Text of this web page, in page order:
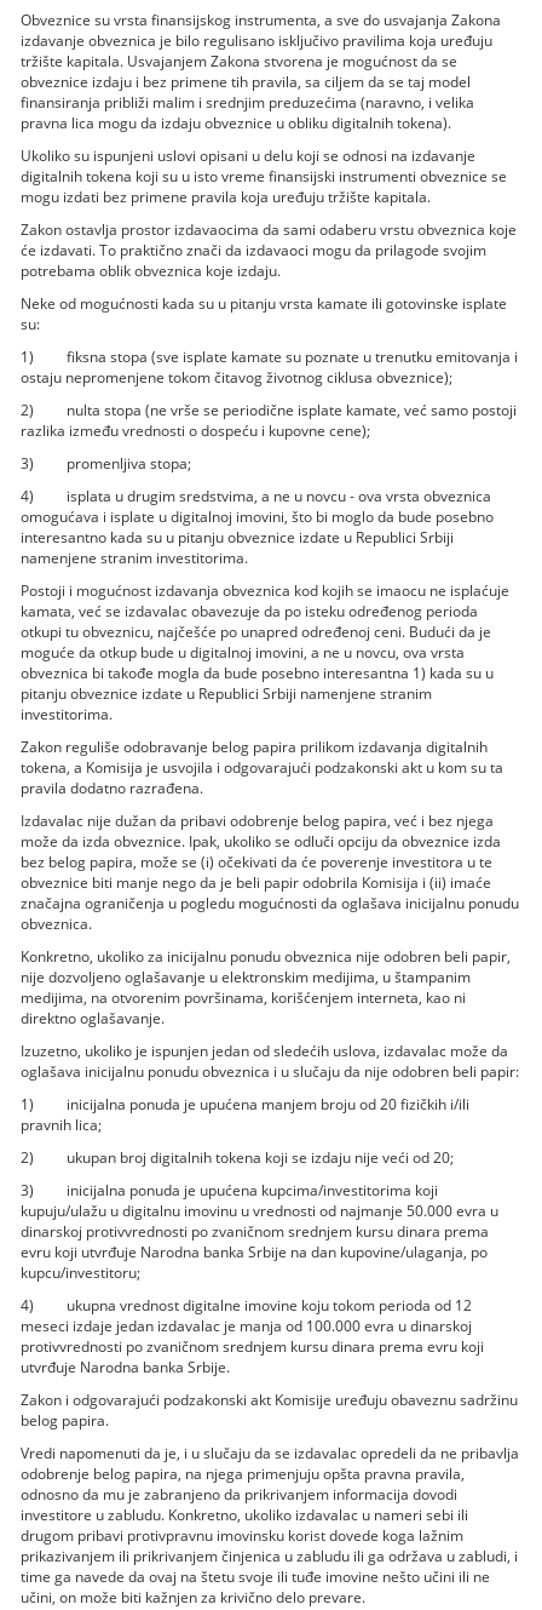
Obveznice su vrsta finansijskog instrumenta, a sve do usvajanja Zakona
izdavanje obveznica je bilo regulisano isključivo pravilima koja uređuju
tržište kapitala. Usvajanjem Zakona stvorena je mogućnost da se
obveznice izdaju i bez primene tih pravila, sa ciljem da se taj model
finansiranja približi malim i srednjim preduzećima (naravno, i velika
pravna lica mogu da izdaju obveznice u obliku digitalnih tokena).
Ukoliko su ispunjeni uslovi opisani u delu koji se odnosi na izdavanje
digitalnih tokena koji su u isto vreme finansijski instrumenti obveznice se
mogu izdati bez primene pravila koja uređuju tržište kapitala.
Zakon ostavlja prostor izdavaocima da sami odaberu vrstu obveznica koje
će izdavati. To praktično znači da izdavaoci mogu da prilagode svojim
potrebama oblik obveznica koje izdaju.
Neke od mogućnosti kada su u pitanju vrsta kamate ili gotovinske isplate
su:
1) fiksna stopa (sve isplate kamate su poznate u trenutku emitovanja i
ostaju nepromenjene tokom čitavog životnog ciklusa obveznice);
2) nulta stopa (ne vrše se periodične isplate kamate, već samo postoji
razlika između vrednosti o dospeću i kupovne cene);
3) promenljiva stopa;
4) isplata u drugim sredstvima, a ne u novcu - ova vrsta obveznica
omogućava i isplate u digitalnoj imovini, što bi moglo da bude posebno
interesantno kada su u pitanju obveznice izdate u Republici Srbiji
namenjene stranim investitorima.
Postoji i mogućnost izdavanja obveznica kod kojih se imaocu ne isplaćuje
kamata, već se izdavalac obavezuje da po isteku određenog perioda
otkupi tu obveznicu, najčešće po unapred određenoj ceni. Budući da je
moguće da otkup bude u digitalnoj imovini, a ne u novcu, ova vrsta
obveznica bi takođe mogla da bude posebno interesantna 1) kada su u
pitanju obveznice izdate u Republici Srbiji namenjene stranim
investitorima.
Zakon reguliše odobravanje belog papira prilikom izdavanja digitalnih
tokena, a Komisija je usvojila i odgovarajući podzakonski akt u kom su ta
pravila dodatno razrađena.
Izdavalac nije dužan da pribavi odobrenje belog papira, već i bez njega
može da izda obveznice. Ipak, ukoliko se odluči opciju da obveznice izda
bez belog papira, može se (i) očekivati da će poverenje investitora u te
obveznice biti manje nego da je beli papir odobrila Komisija i (ii) imaće
značajna ograničenja u pogledu mogućnosti da oglašava inicijalnu ponudu
obveznica.
Konkretno, ukoliko za inicijalnu ponudu obveznica nije odobren beli papir,
nije dozvoljeno oglašavanje u elektronskim medijima, u štampanim
medijima, na otvorenim površinama, korišćenjem interneta, kao ni
direktno oglašavanje.
Izuzetno, ukoliko je ispunjen jedan od sledećih uslova, izdavalac može da
oglašava inicijalnu ponudu obveznica i u slučaju da nije odobren beli papir:
1) inicijalna ponuda je upućena manjem broju od 20 fizičkih i/ili
pravnih lica;
2) ukupan broj digitalnih tokena koji se izdaju nije veći od 20;
3) inicijalna ponuda je upućena kupcima/investitorima koji
kupuju/ulažu u digitalnu imovinu u vrednosti od najmanje 50.000 evra u
dinarskoj protivvrednosti po zvaničnom srednjem kursu dinara prema
evru koji utvrđuje Narodna banka Srbije na dan kupovine/ulaganja, po
kupcu/investitoru;
4) ukupna vrednost digitalne imovine koju tokom perioda od 12
meseci izdaje jedan izdavalac je manja od 100.000 evra u dinarskoj
protivvrednosti po zvaničnom srednjem kursu dinara prema evru koji
utvrđuje Narodna banka Srbije.
Zakon i odgovarajući podzakonski akt Komisije uređuju obaveznu sadržinu
belog papira.
Vredi napomenuti da je, i u slučaju da se izdavalac opredeli da ne pribavlja
odobrenje belog papira, na njega primenjuju opšta pravna pravila,
odnosno da mu je zabranjeno da prikrivanjem informacija dovodi
investitore u zabludu. Konkretno, ukoliko izdavalac u nameri sebi ili
drugom pribavi protivpravnu imovinsku korist dovede koga lažnim
prikazivanjem ili prikrivanjem činjenica u zabludu ili ga održava u zabludi, i
time ga navede da ovaj na štetu svoje ili tuđe imovine nešto učini ili ne
učini, on može biti kažnjen za krivično delo prevare.